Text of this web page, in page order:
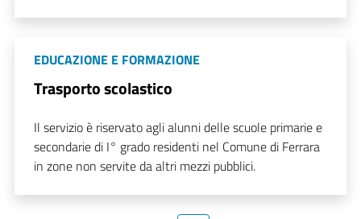
EDUCAZIONE E FORMAZIONE
Trasporto scolastico
Il servizio è riservato agli alunni delle scuole primarie e
secondarie di I° grado residenti nel Comune di Ferrara
in zone non servite da altri mezzi pubblici.